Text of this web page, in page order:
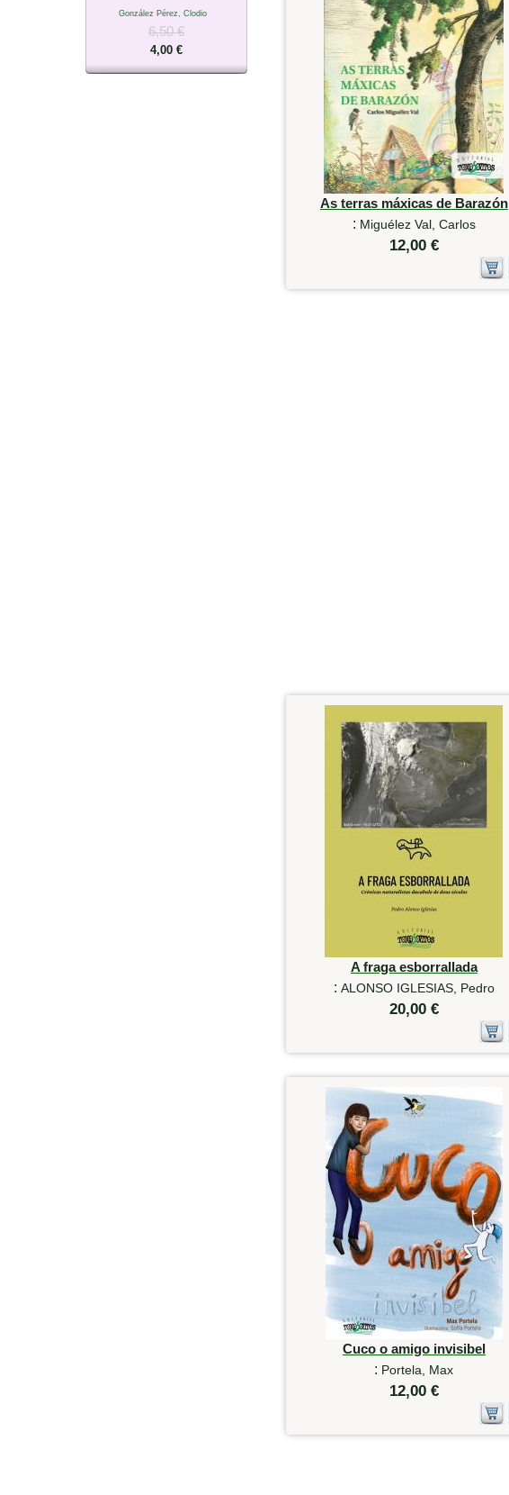
González Pérez, Clodio
6,50 €
4,00 €
As terras máxicas de Barazón
: Miguélez Val, Carlos
12,00 €
A fraga esborrallada
: ALONSO IGLESIAS, Pedro
20,00 €
Cuco o amigo invisibel
: Portela, Max
12,00 €